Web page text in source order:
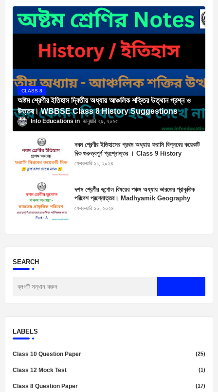
CLASS 8
অষ্টম শ্রেণীর ইতিহাস দ্বিতীয় অধ্যায় আঞ্চলিক শক্তির উত্থান প্রশ্ন ও
উত্তর। WBBSE Class 8 History Suggestions
Info Educations জানুয়ারি ২৯, ২০২৫
নবম শ্রেণীর ইতিহাসের প্রথম অধ্যায় ফরাসি বিপ্লবের কয়েকটি
দিক গুরুত্বপূর্ণ প্রশ্নোত্তর । Class 9 History
Suggestions
ফেব্রুয়ারি ১১, ২০২৪
দশম শ্রেণীর ভূগোল বিষয়ের পঞ্চম অধ্যায় ভারতের প্রাকৃতিক
পরিবেশ প্রশ্নোত্তর। Madhyamik Geography
Suggestion 2025
ফেব্রুয়ারি ১০, ২০২৪
SEARCH
LABELS
Class 10 Question Paper (25)
Class 12 Mock Test (1)
Class 8 Question Paper (17)